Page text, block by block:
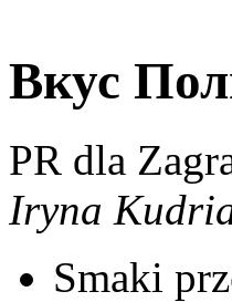
Вкус
PR dla
Iryna
Smaki